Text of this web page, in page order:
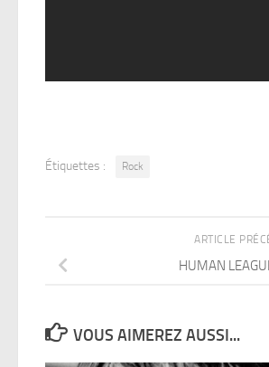
Étiquettes : Rock
ARTICLE
HUMAN
VOUS AIMEREZ AUSSI...